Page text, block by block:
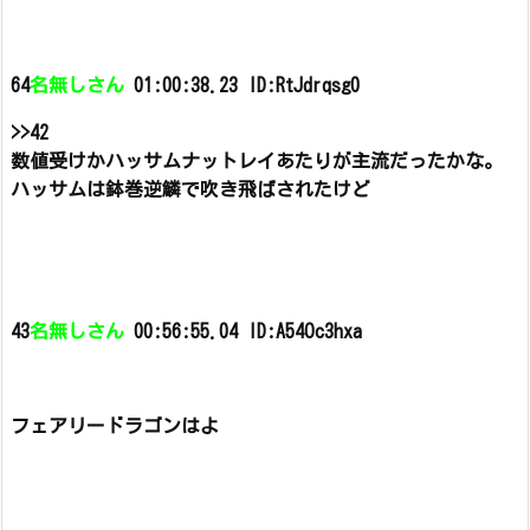
64名無しさん 01:00:38.23 ID:RtJdrqsg0
>>42
数値受けかハッサムナットレイあたりが主流だったかな。
ハッサムは鉢巻逆鱗で吹き飛ばされたけど
43名無しさん 00:56:55.04 ID:A54Oc3hxa
フェアリードラゴンはよ